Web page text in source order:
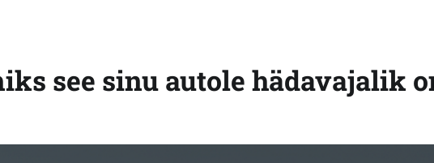
see sinu autole hädavajalik